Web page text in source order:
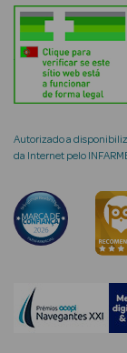
Rosto e
Cosmética
Rosto
Séruns
Anti-
Autorizado a
da Internet pelo